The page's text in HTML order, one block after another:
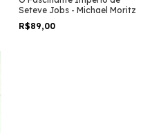
Seteve Jobs - Michael Moritz
R$89,00